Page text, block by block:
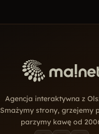
Agencja interaktywna z
Smażymy strony, grzejemy
parzymy kawę od